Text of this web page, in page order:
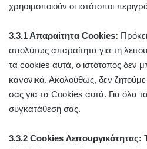
χρησιμοποιούν οι ιστότοποι
3.3.1 Απαραίτητα Cookies:
απολύτως απαραίτητα για τη
τα cookies αυτά, ο ιστότοπος δεν
κανονικά. Ακολούθως, δεν ζητούμε
σας για τα Cookies αυτά. Για όλα
συγκατάθεσή σας.
3.3.2 Cookies Λειτουργικότητας: